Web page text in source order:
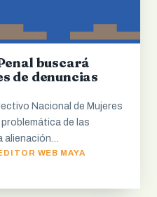
buscará
de denuncias
Nacional de Mujeres
de las
alienación…
WEB MAYA